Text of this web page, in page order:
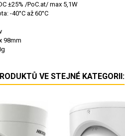
±25% /PoC.at/ max 5,1W
-40°C až 60°C
98mm
VE STEJNÉ KATEGORII: